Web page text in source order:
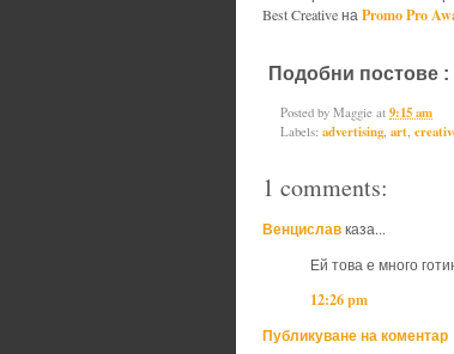
Best Creative на Promo Pro
Подобни постове :
Posted by Maggie at 9:15 am
Labels: advertising, art,
1 comments:
Венциславказа...
Ей това е много
12:26 pm
Публикуване на коментар